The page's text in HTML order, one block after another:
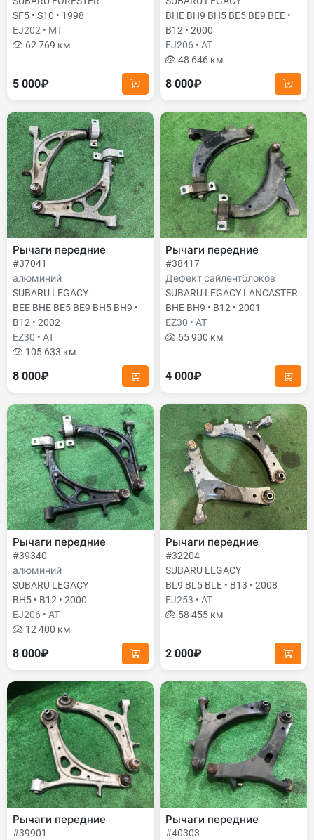
SF5 • S10 • 1998
EJ202 • MT
62 769 км
5 000₽
BHE BH9 BH5 BE5 BE9 BEE •
B12 • 2000
EJ206 • AT
48 646 км
8 000₽
Рычаги передние
#37041
алюминий
SUBARU LEGACY
BEE BHE BE5 BE9 BH5 BH9 •
B12 • 2002
EZ30 • AT
105 633 км
8 000₽
Рычаги передние
#38417
Дефект сайлентблоков
SUBARU LEGACY LANCASTER
BHE BH9 • B12 • 2001
EZ30 • AT
65 900 км
4 000₽
Рычаги передние
#39340
алюминий
SUBARU LEGACY
BH5 • B12 • 2000
EJ206 • AT
12 400 км
8 000₽
Рычаги передние
#32204
SUBARU LEGACY
BL9 BL5 BLE • B13 • 2008
EJ253 • AT
58 455 км
2 000₽
Рычаги передние
#39901
Рычаги передние
#40303